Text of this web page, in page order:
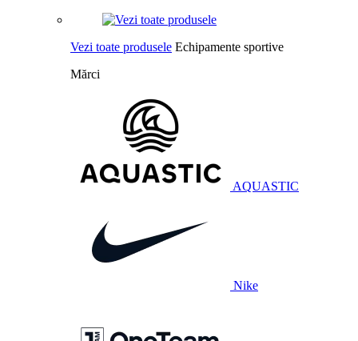
Vezi toate produsele Echipamente sportive
Mărci
AQUASTIC
Nike